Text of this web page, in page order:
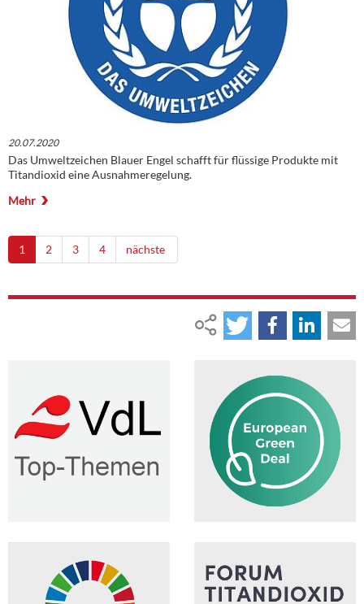
20.07.2020
Das Umweltzeichen Blauer Engel schafft für flüssige Produkte mit
Titandioxid eine Ausnahmeregelung.
Mehr
1 2 3 4 nächste